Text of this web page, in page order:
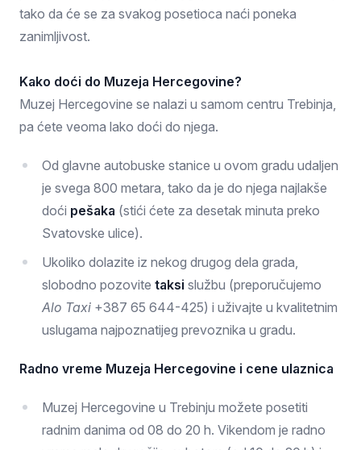
tako da će se za svakog posetioca naći poneka
zanimljivost.
Kako doći do Muzeja Hercegovine?
Muzej Hercegovine se nalazi u samom centru Trebinja,
pa ćete veoma lako doći do njega.
Od glavne autobuske stanice u ovom gradu udaljen
je svega 800 metara, tako da je do njega najlakše
doći pešaka (stići ćete za desetak minuta preko
Svatovske ulice).
Ukoliko dolazite iz nekog drugog dela grada,
slobodno pozovite taksi službu (preporučujemo
Alo Taxi +387 65 644-425) i uživajte u kvalitetnim
uslugama najpoznatijeg prevoznika u gradu.
Radno vreme Muzeja Hercegovine i cene ulaznica
Muzej Hercegovine u Trebinju možete posetiti
radnim danima od 08 do 20 h. Vikendom je radno